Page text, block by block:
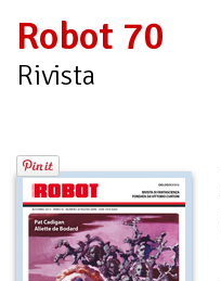
Robot 70
Rivista